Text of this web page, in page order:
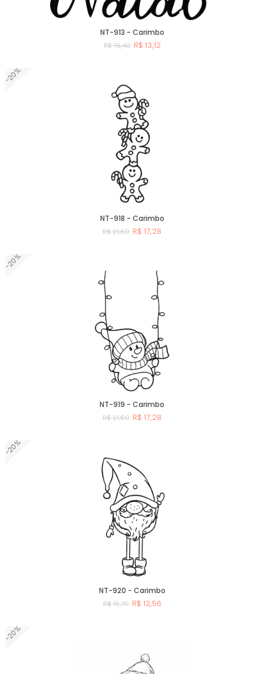
NT-913 - Carimbo
R$ 16,40 R$ 13,12
-20%
NT-918 - Carimbo
R$ 21,60 R$ 17,28
-20%
NT-919 - Carimbo
R$ 21,60 R$ 17,28
-20%
NT-920 - Carimbo
R$ 15,70 R$ 12,56
-20%